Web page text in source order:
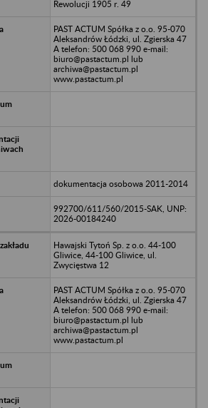
Rewolucji 1905 r. 49
PAST ACTUM Spółka z o.o. 95-070
Aleksandrów Łódzki, ul. Zgierska 47
A telefon: 500 068 990 e-mail:
biuro@pastactum.pl lub
archiwa@pastactum.pl
www.pastactum.pl
dokumentacja osobowa 2011-2014
992700/611/560/2015-SAK, UNP:
2026-00184240
Hawajski Tytoń Sp. z o.o. 44-100
Gliwice, 44-100 Gliwice, ul.
Zwycięstwa 12
PAST ACTUM Spółka z o.o. 95-070
Aleksandrów Łódzki, ul. Zgierska 47
A telefon: 500 068 990 e-mail:
biuro@pastactum.pl lub
archiwa@pastactum.pl
www.pastactum.pl